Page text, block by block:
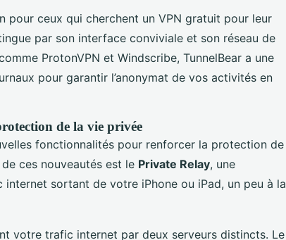
pour ceux qui cherchent un VPN gratuit pour leur
par son interface conviviale et son réseau de
ProtonVPN et Windscribe, TunnelBear a une
pour garantir l’anonymat de vos activités en
de la vie privée
fonctionnalités pour renforcer la protection de
ces nouveautés est le Private Relay, une
sortant de votre iPhone ou iPad, un peu à la
votre trafic internet par deux serveurs distincts. Le